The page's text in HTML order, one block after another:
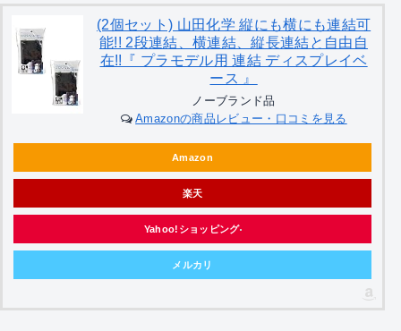
(2個セット) 山田化学 縦にも横にも連結可
能!! 2段連結、横連結、縦長連結と自由自
在!!『 プラモデル用 連結 ディスプレイベ
ース 』
ノーブランド品
Amazonの商品レビュー・口コミを見る
Amazon
楽天
Yahoo!ショッピング
メルカリ